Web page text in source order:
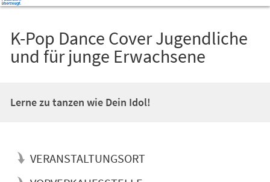
K-Pop Dance Cover Jugendliche
und für junge Erwachsene
Lerne zu tanzen wie Dein Idol!
VERANSTALTUNGSORT